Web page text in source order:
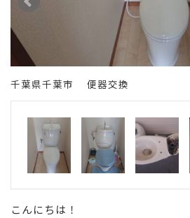
千葉県千葉市 便器交換
こんにちは！